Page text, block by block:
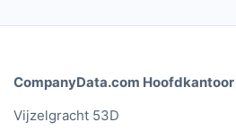
CompanyData.com Hoofdkantoor
Vijzelgracht 53D